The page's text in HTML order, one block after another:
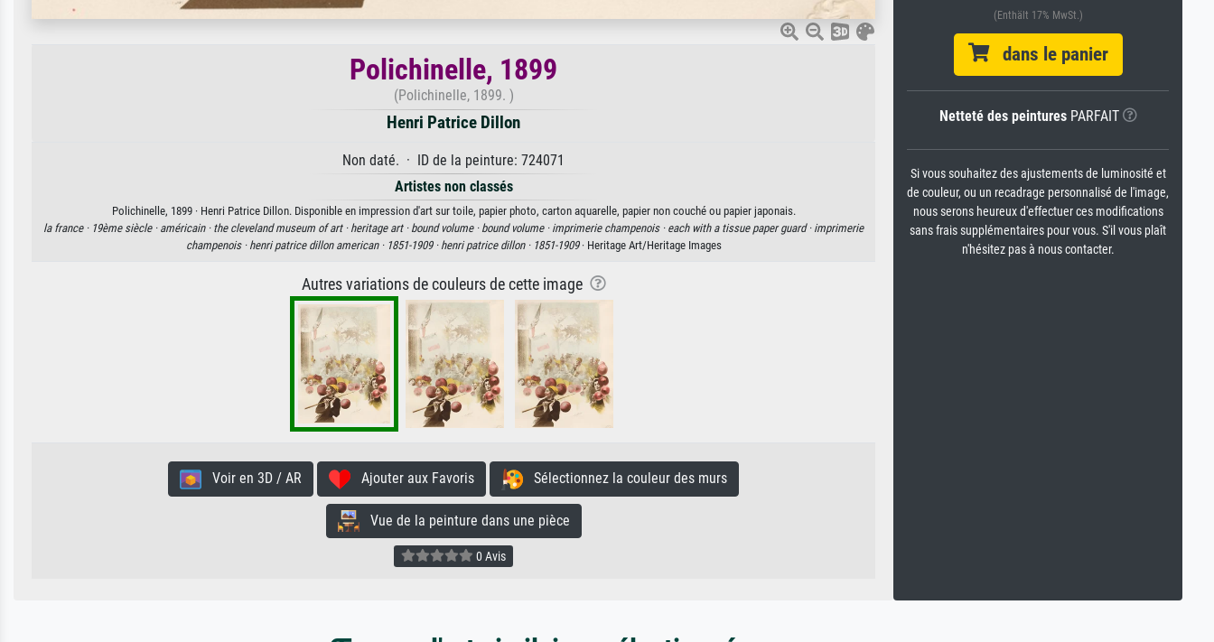
Polichinelle, 1899
(Polichinelle, 1899. )
Henri Patrice Dillon
Non daté. · ID de la peinture: 724071
Artistes non classés
Polichinelle, 1899 · Henri Patrice Dillon. Disponible en impression d'art sur toile, papier photo, carton aquarelle, papier non couché ou papier japonais.
la france · 19ème siècle · américain · the cleveland museum of art · heritage art · bound volume · bound volume · imprimerie champenois · each with a tissue paper guard · imprimerie
champenois · henri patrice dillon american · 1851-1909 · henri patrice dillon · 1851-1909· Heritage Art/Heritage Images
Autres variations de couleurs de cette image
Voir en 3D / AR Ajouter aux Favoris Sélectionnez la couleur des murs
Vue de la peinture dans une pièce
0 Avis
(Enthält 17% MwSt.)
dans le panier
Netteté des peinturesPARFAIT
Si vous souhaitez des ajustements de luminosité et
de couleur, ou un recadrage personnalisé de l'image,
nous serons heureux d'effectuer ces modifications
sans frais supplémentaires pour vous. S'il vous plaît
n'hésitez pas à nous contacter.